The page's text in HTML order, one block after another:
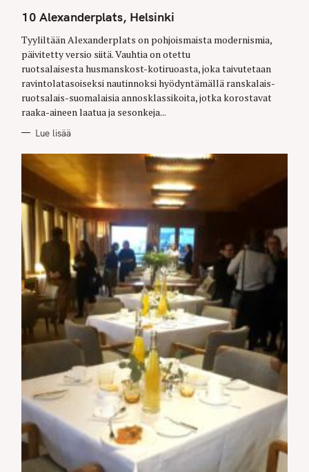
T
E
O
R
I
E
S
10 Alexanderplats, Helsinki
Tyyliltään Alexanderplats on pohjoismaista modernismia,
päivitetty versio siitä. Vauhtia on otettu
ruotsalaisesta husmanskost-kotiruoasta, joka taivutetaan
ravintolatasoiseksi nautinnoksi hyödyntämällä ranskalais-
ruotsalais-suomalaisia annosklassikoita, jotka korostavat
raaka-aineen laatua ja sesonkeja...
Lue lisää